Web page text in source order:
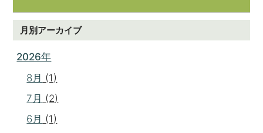
月別アーカイブ
2026年
8月 (1)
7月 (2)
6月 (1)